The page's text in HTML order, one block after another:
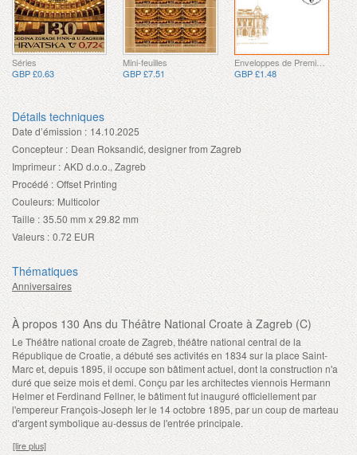
Séries
GBP £0.63
Mini-feuilles
GBP £7.51
Enveloppes de Premier Jour
GBP £1.48
Détails techniques
Date d’émission : 14.10.2025
Concepteur : Dean Roksandić, designer from Zagreb
Imprimeur : AKD d.o.o., Zagreb
Procédé : Offset Printing
Couleurs: Multicolor
Taille : 35.50 mm x 29.82 mm
Valeurs : 0.72 EUR
Thématiques
Anniversaires
À propos 130 Ans du Théâtre National Croate à Zagreb (C)
Le Théâtre national croate de Zagreb, théâtre national central de la
République de Croatie, a débuté ses activités en 1834 sur la place Saint-
Marc et, depuis 1895, il occupe son bâtiment actuel, dont la construction n'a
duré que seize mois et demi. Conçu par les architectes viennois Hermann
Helmer et Ferdinand Fellner, le bâtiment fut inauguré officiellement par
l'empereur François-Joseph Ier le 14 octobre 1895, par un coup de marteau
d'argent symbolique au-dessus de l'entrée principale.
[lire plus]